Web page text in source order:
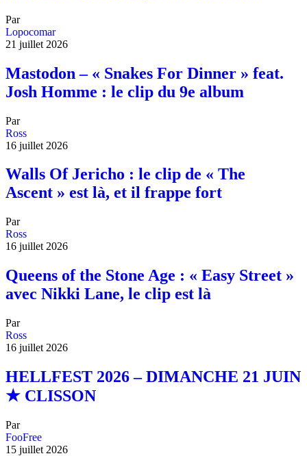
Par
Lopocomar
21 juillet 2026
Mastodon – « Snakes For Dinner » feat.
Josh Homme : le clip du 9e album
Par
Ross
16 juillet 2026
Walls Of Jericho : le clip de « The
Ascent » est là, et il frappe fort
Par
Ross
16 juillet 2026
Queens of the Stone Age : « Easy Street »
avec Nikki Lane, le clip est là
Par
Ross
16 juillet 2026
HELLFEST 2026 – DIMANCHE 21 JUIN
★ CLISSON
Par
FooFree
15 juillet 2026